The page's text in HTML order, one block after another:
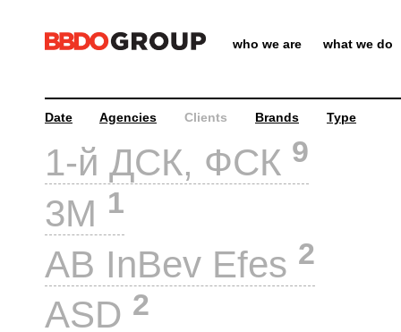
who we are what we do
Date Agencies Clients Brands Type
1-й ДСК, ФСК 9
3M 1
AB InBev Efes 2
ASD 2